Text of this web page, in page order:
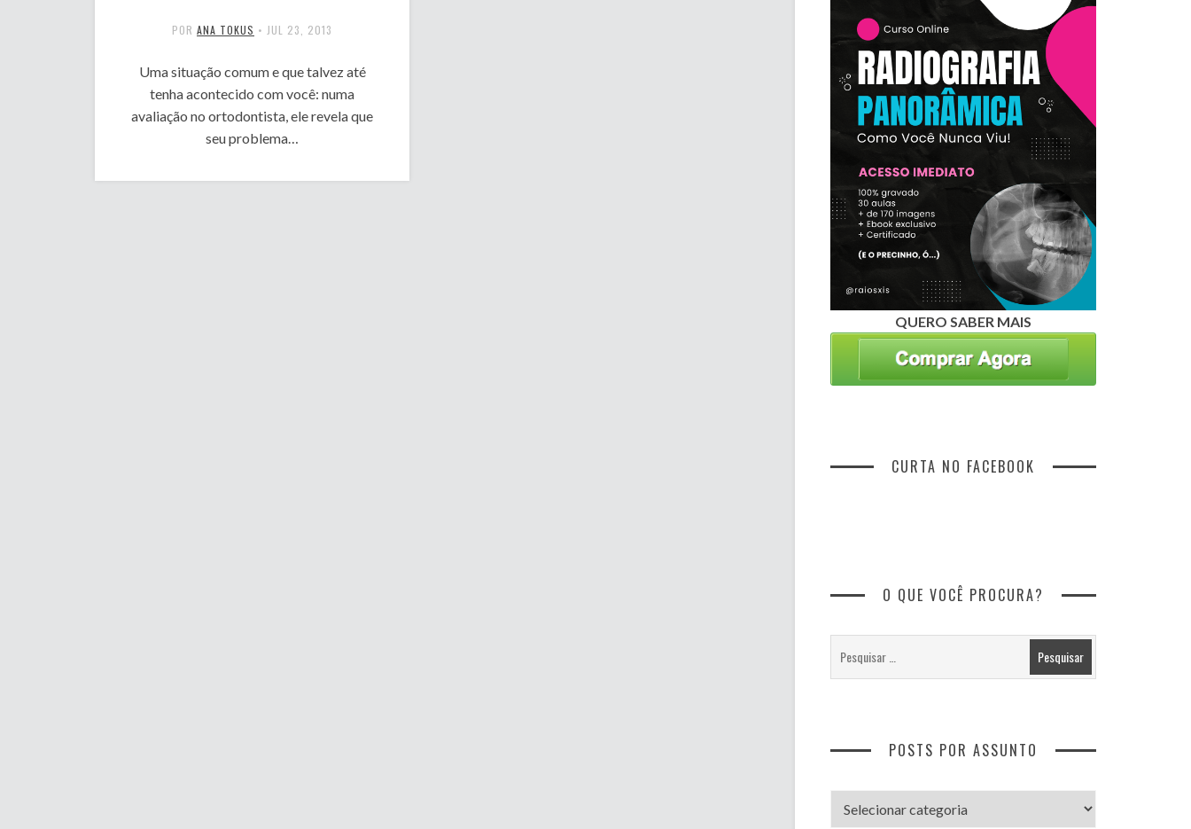
POR ANA TOKUS • JUL 23, 2013
Uma situação comum e que talvez até
tenha acontecido com você: numa
avaliação no ortodontista, ele revela que
seu problema…
QUERO SABER MAIS
CURTA NO FACEBOOK
O QUE VOCÊ PROCURA?
POSTS POR ASSUNTO
por